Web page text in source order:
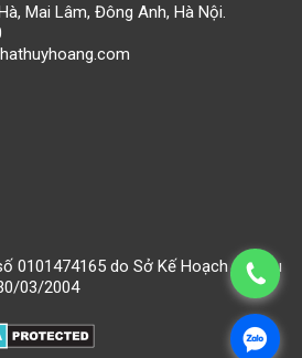
Mai Lâm, Đông Anh, Hà Nội.
0101474165 do Sở Kế Hoạch và Đầu
03/2004